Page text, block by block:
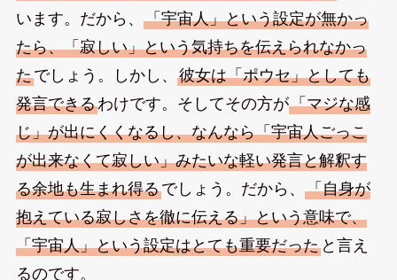
います。だから、 「宇宙人」という設定が無かっ
たら、「寂しい」という気持ちを伝えられなかっ
たでしょう。しかし、 彼女は「ポウセ」としても
発言できるわけです。そしてその方が「マジな感
じ」が出にくくなるし、なんなら「宇宙人ごっこ
が出来なくて寂しい」みたいな軽い発言と解釈す
る余地も生まれ得るでしょう。だから、 「自身が
抱えている寂しさを徹に伝える」という意味で、
「宇宙人」という設定はとても重要だったと言え
るのです。